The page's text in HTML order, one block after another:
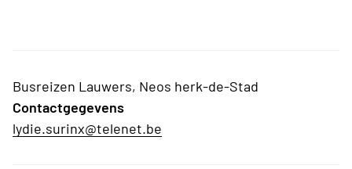
Busreizen Lauwers, Neos herk-de-Stad
Contactgegevens
lydie.surinx@telenet.be